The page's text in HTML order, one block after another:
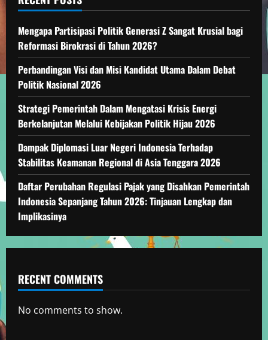
Mengapa Partisipasi Politik Generasi Z Sangat Krusial bagi
Reformasi Birokrasi di Tahun 2026?
Perbandingan Visi dan Misi Kandidat Utama Dalam Debat
Politik Nasional 2026
Strategi Pemerintah Dalam Mengatasi Krisis Energi
Berkelanjutan Melalui Kebijakan Politik Hijau 2026
Dampak Diplomasi Luar Negeri Indonesia Terhadap
Stabilitas Keamanan Regional di Asia Tenggara 2026
Daftar Perubahan Regulasi Pajak yang Disahkan Pemerintah
Indonesia Sepanjang Tahun 2026: Tinjauan Lengkap dan
Implikasinya
RECENT COMMENTS
No comments to show.